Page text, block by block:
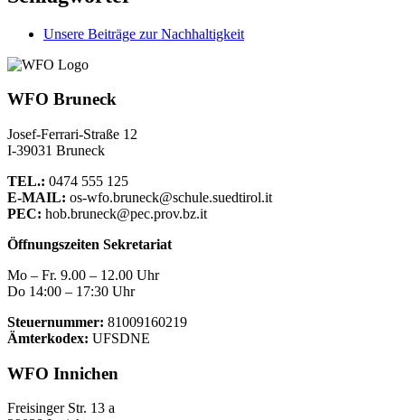
Unsere Beiträge zur Nachhaltigkeit
WFO Bruneck
Josef-Ferrari-Straße 12
I-39031 Bruneck
TEL.: 0474 555 125
E-MAIL: os-wfo.bruneck@schule.suedtirol.it
PEC: hob.bruneck@pec.prov.bz.it
Öffnungszeiten Sekretariat
Mo – Fr. 9.00 – 12.00 Uhr
Do 14:00 – 17:30 Uhr
Steuernummer: 81009160219
Ämterkodex: UFSDNE
WFO Innichen
Freisinger Str. 13 a